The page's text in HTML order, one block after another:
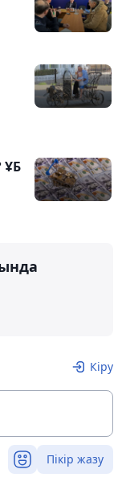
ҰБ
Кіру
Пікір жазу